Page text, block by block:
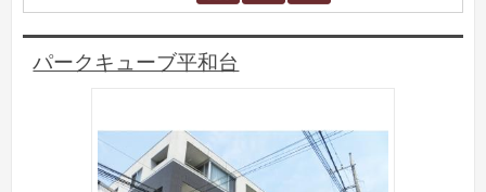
パークキューブ平和台